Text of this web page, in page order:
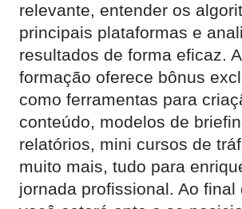
relevante, entender os
principais plataformas e
resultados de forma eficaz.
formação oferece bônus
como ferramentas para
conteúdo, modelos de
relatórios, mini cursos de
muito mais, tudo para
jornada profissional. Ao final